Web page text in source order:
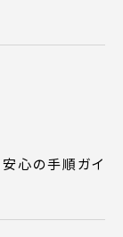
心の手順ガイ